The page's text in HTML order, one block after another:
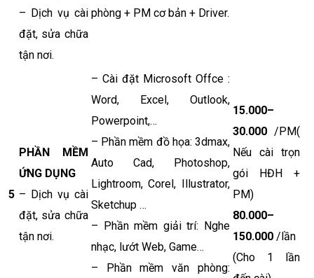
– Dịch vụ cài
đặt, sửa chữa
tận nơi.
phòng + PM cơ bản + Driver.
5
PHẦN MỀM
ỨNG DỤNG
– Dịch vụ cài
đặt, sửa chữa
tận nơi.
– Cài đặt Microsoft Offce :
Word, Excel, Outlook,
Powerpoint,…
– Phần mềm đồ họa: 3dmax,
Auto Cad, Photoshop,
Lightroom, Corel, Illustrator,
Sketchup …
– Phần mềm giải trí: Nghe
nhạc, lướt Web, Game…
– Phần mềm văn phòng:
15.000–
30.000 /PM(
Nếu cài trọn
gói HĐH +
PM)
80.000–
150.000 /lần
(Cho 1 lần